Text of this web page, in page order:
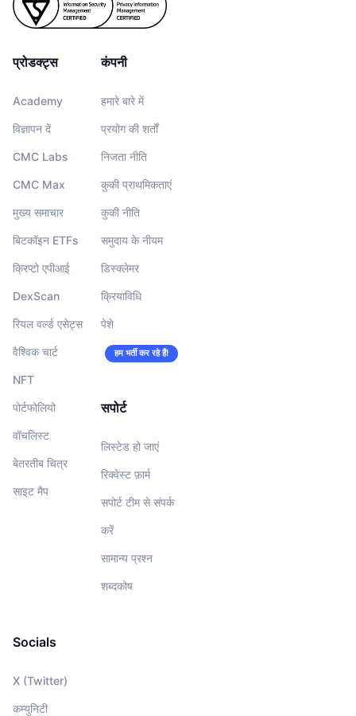
प्रोडक्ट्स
Academy
विज्ञापन दें
CMC Labs
CMC Max
मुख्य समाचार
बिटकॉइन ETFs
क्रिप्टो एपीआई
DexScan
रियल वर्ल्ड एसेट्स
वैश्विक चार्ट
NFT
पोर्टफोलियो
वॉचलिस्‍ट
बेतरतीब चित्र
साइट मैप
कंपनी
हमारे बारे में
प्रयोग की शर्तों
निजता नीति
कुकी प्राथमिकताएं
कुकी नीति
समुदाय के नीयम
डिस्क्लेमर
क्रियाविधि
पेशे
हम भर्ती कर रहे हैं!
सपोर्ट
लिस्टेड हो जाएं
रिक्वेस्ट फ़ार्म
सपोर्ट टीम से संपर्क
करें
सामान्य प्रश्न
शब्दकोष
Socials
X (Twitter)
कम्युनिटी